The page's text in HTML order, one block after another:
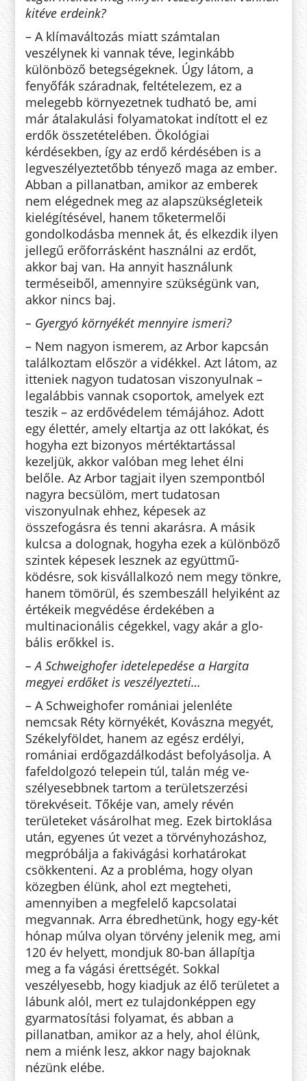
kitéve er­deink?
– A klímaváltozás miatt számtalan
veszélynek ki vannak téve, leginkább
különböző betegségeknek. Úgy lá­tom, a
fenyőfák száradnak, felté­te­lezem, ez a
melegebb környezetnek tudható be, ami
már átalakulási folyamatokat indított el ez
erdők összetételében. Ökológiai
kérdésekben, így az erdő kérdésében is a
leg­veszélyeztetőbb tényező maga az em­ber.
Abban a pillanatban, amikor az emberek
nem elégednek meg az alapszükségleteik
kielégítésével, hanem tőketermelői
gondolkodásba mennek át, és elkezdik ilyen
jellegű erőforrásként használni az erdőt,
akkor baj van. Ha annyit használunk
terméseiből, amennyire szükségünk van,
akkor nincs baj.
– Gyergyó környékét mennyire ismeri?
– Nem nagyon ismerem, az Arbor kapcsán
találkoztam először a vi­dékkel. Azt látom, az
itteniek na­gyon tudatosan viszonyulnak –
leg­alábbis vannak csoportok, amelyek ezt
teszik – az erdővédelem témájához. Adott
egy élettér, amely eltartja az ott lakókat, és
hogyha ezt bizonyos mértéktartással
kezeljük, akkor va­lóban meg lehet élni
belőle. Az Ar­bor tagjait ilyen szempontból
nagyra becsülöm, mert tudatosan
viszonyulnak ehhez, képesek az
összefogásra és tenni akarásra. A másik
kulcsa a dolognak, hogyha ezek a különböző
szintek képesek lesznek az együtt­mű­
ködésre, sok kisvállalkozó nem megy tönkre,
hanem tömörül, és szembeszáll helyiként az
értékeik megvédése érdekében a
multinacionális cégekkel, vagy akár a glo­
bális erőkkel is.
– A Schweighofer idetelepedése a Hargita
megyei erdőket is veszélyezteti…
– A Schweighofer romániai jelenléte
nemcsak Réty környékét, Ko­vászna megyét,
Székelyföldet, ha­nem az egész erdélyi,
romániai erdő­gazdálkodást befolyásolja. A
fafeldolgozó telepein túl, talán még ve­
szélyesebbnek tartom a te­rü­letszer­zési
törekvéseit. Tőkéje van, amely ré­vén
területeket vá­sárolhat meg. Ezek birtoklása
után, egyenes út ve­zet a törvényhozáshoz,
megpróbálja a fakivágási korhatárokat
csökkenteni. Az a probléma, hogy olyan
közegben élünk, ahol ezt megteheti,
amennyiben a megfelelő kapcsolatai
megvannak. Arra éb­redhetünk, hogy egy-két
hónap múlva olyan törvény jelenik meg, ami
120 év helyett, mondjuk 80-ban állapítja
meg a fa vágási érettségét. Sokkal
veszélyesebb, hogy kiadjuk az élő területet a
lábunk alól, mert ez tulajdonképpen egy
gyarmato­sí­tási folyamat, és ab­ban a
pillanatban, amikor az a hely, ahol élünk,
nem a miénk lesz, akkor nagy ba­joknak
nézünk elébe.